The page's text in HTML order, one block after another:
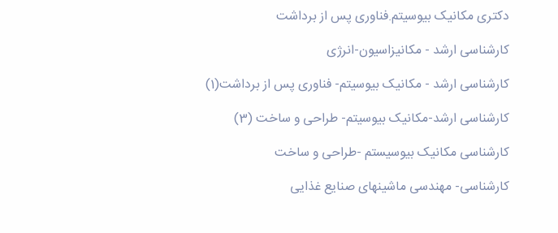
دکتری مکانیک بیوسیتم.فناوری پس از برداشت
کارشناسی ارشد - مکانیزاسیون-انرژی
کارشناسی ارشد - مکانیک بیوسیتم- فناوری پس از برداشت(1)
کارشناسی ارشد-مکانیک بیوسیتم- طراحی و ساخت (3)
کارشناسی مکانیک بیوسیستم -طراحی و ساخت
کارشناسی- مهندسی ماشینهای صنایع غذایی